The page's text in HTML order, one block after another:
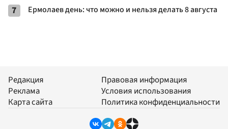
7 Ермолаев день: что можно и нельзя делать 8 августа
Редакция
Реклама
Карта сайта
Правовая информация
Условия использования
Политика конфиденциальности